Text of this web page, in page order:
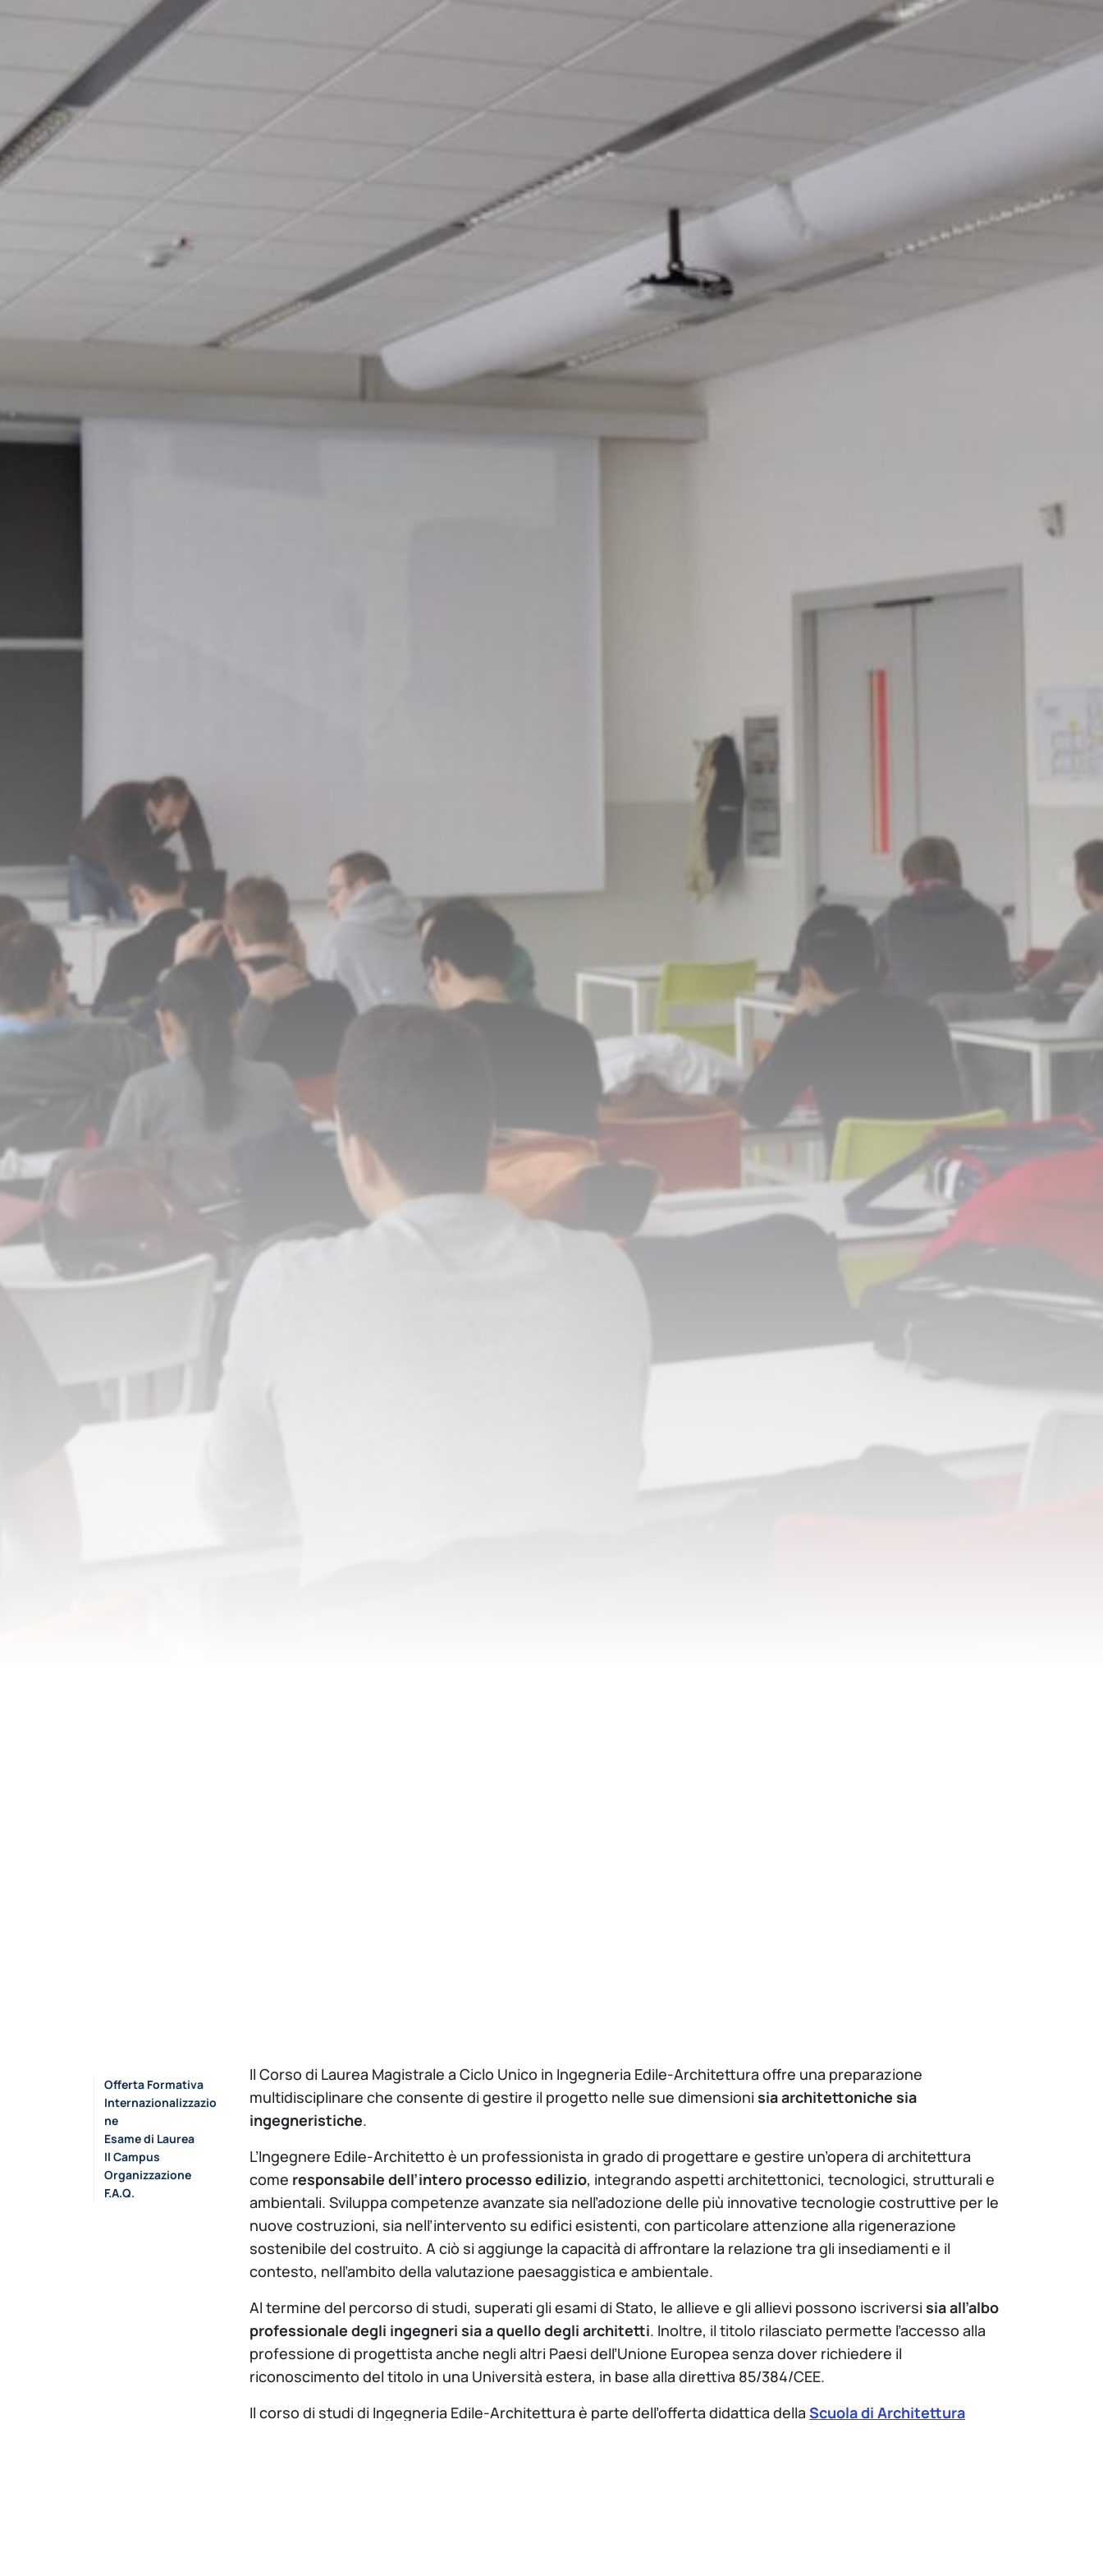
Offerta Formativa
Internazionalizzazio
ne
Esame di Laurea
Il Campus
Organizzazione
F.A.Q.
Il Corso di Laurea Magistrale a Ciclo Unico in Ingegneria Edile-Architettura offre una preparazione
multidisciplinare che consente di gestire il progetto nelle sue dimensioni sia architettoniche sia
ingegneristiche.
L’Ingegnere Edile-Architetto è un professionista in grado di progettare e gestire un’opera di architettura
come responsabile dell’intero processo edilizio, integrando aspetti architettonici, tecnologici, strutturali e
ambientali. Sviluppa competenze avanzate sia nell’adozione delle più innovative tecnologie costruttive per le
nuove costruzioni, sia nell’intervento su edifici esistenti, con particolare attenzione alla rigenerazione
sostenibile del costruito. A ciò si aggiunge la capacità di affrontare la relazione tra gli insediamenti e il
contesto, nell’ambito della valutazione paesaggistica e ambientale.
Al termine del percorso di studi, superati gli esami di Stato, le allieve e gli allievi possono iscriversi sia all’albo
professionale degli ingegneri sia a quello degli architetti. Inoltre, il titolo rilasciato permette l’accesso alla
professione di progettista anche negli altri Paesi dell’Unione Europea senza dover richiedere il
riconoscimento del titolo in una Università estera, in base alla direttiva 85/384/CEE.
Il corso di studi di Ingegneria Edile-Architettura è parte dell’offerta didattica della Scuola di Architettura